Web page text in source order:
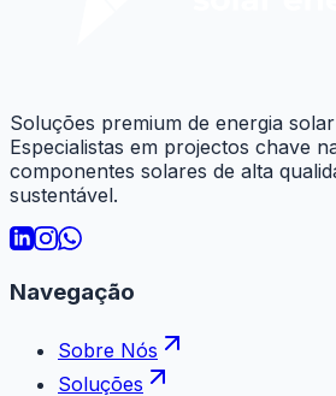
Soluções premium de energia
Especialistas em projectos chave
componentes solares de alta
sustentável.
Navegação
Sobre Nós
Soluções